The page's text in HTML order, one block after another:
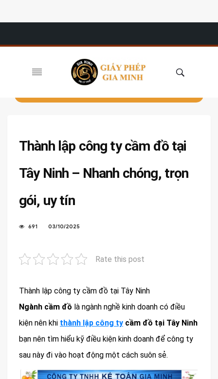
Thành lập công ty cầm đồ tại
Tây Ninh – Nhanh chóng, trọn
gói, uy tín
691 03/10/2025
Rate this post
Thành lập công ty cầm đồ tại Tây Ninh
Ngành cầm đồ là ngành nghề kinh doanh có điều
kiện nên khi thành lập công ty cầm đồ tại Tây Ninh
bạn nên tìm hiểu kỹ điều kiện kinh doanh để công ty
sau này đi vào hoạt động một cách suôn sẻ.